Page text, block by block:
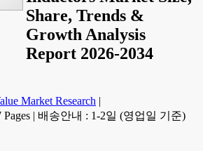
Share, Trends &
Growth Analysis
Report 2026-2034
Market Research |
| 배송안내 : 1-2일 (영업일 기준)